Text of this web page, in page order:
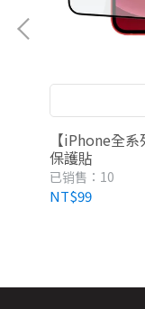
【iPhone全
保護貼
已销售：10
NT$99